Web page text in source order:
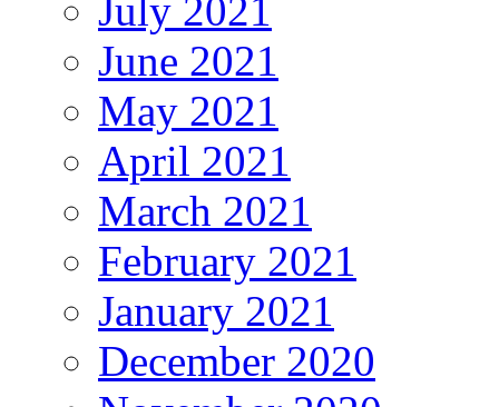
July 2021
June 2021
May 2021
April 2021
March 2021
February 2021
January 2021
December 2020